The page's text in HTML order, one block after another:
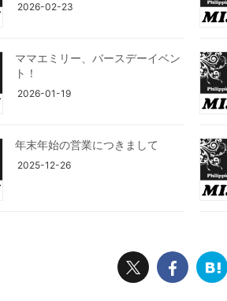
2026-02-23
ママエミリー、バースデーイベン
ト！
2026-01-19
年末年始の営業につきまして
2025-12-26